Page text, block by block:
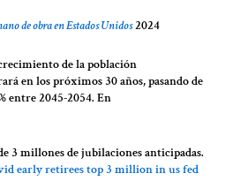
de obra en Estados Unidos2024
de la población
en los próximos 30 años, pasando de
entre 2045-2054. En
3 millones de jubilaciones anticipadas.
early retirees top 3 million in us fed